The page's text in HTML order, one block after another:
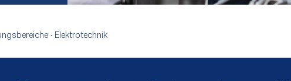
Elektrotechnik